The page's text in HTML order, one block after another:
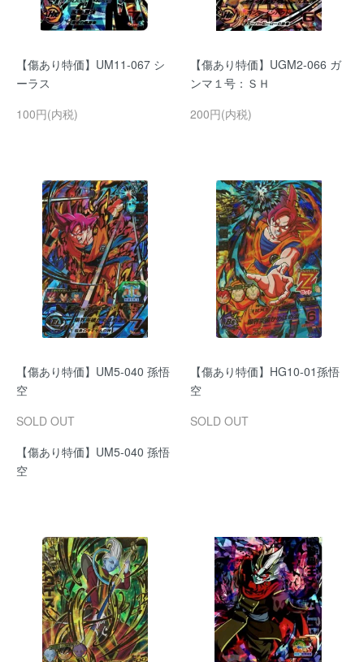
【傷あり特価】UM11-067 シ
ーラス
100円(内税)
【傷あり特価】UGM2-066 ガ
ンマ１号：ＳＨ
200円(内税)
【傷あり特価】UM5-040 孫悟
空
SOLD OUT
【傷あり特価】UM5-040 孫悟
空
【傷あり特価】HG10-01孫悟
空
SOLD OUT